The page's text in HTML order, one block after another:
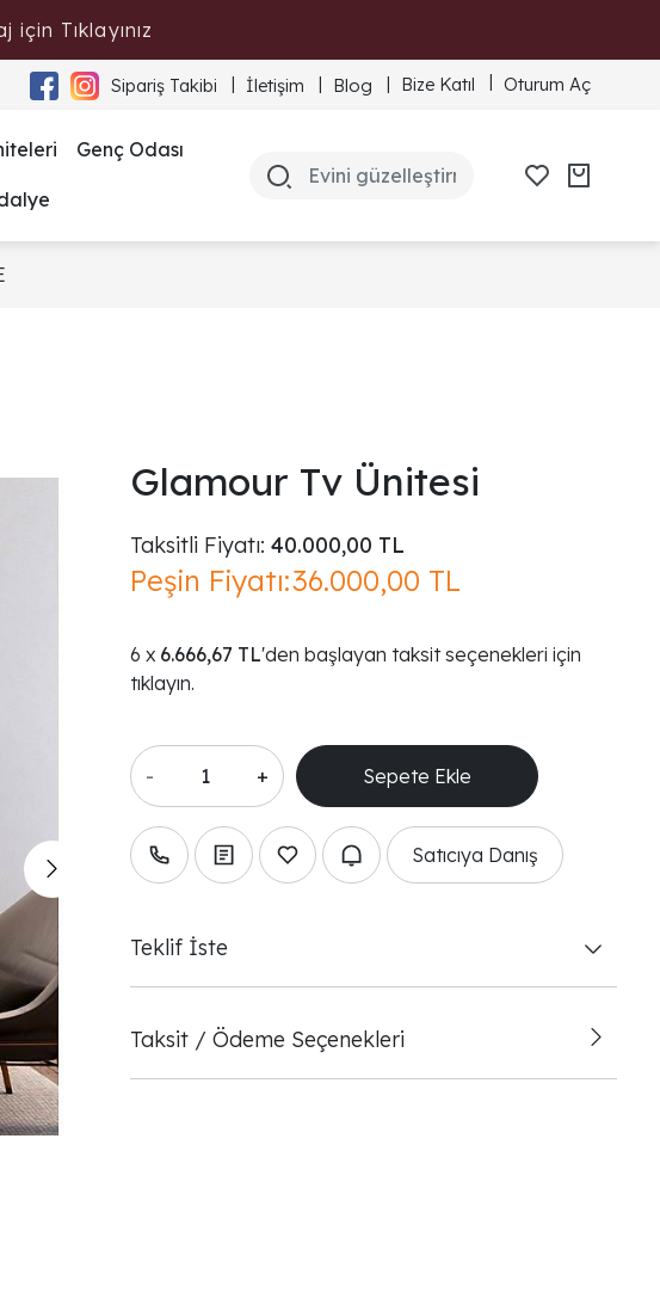
Tıklayınız
Sipariş Takibi İletişim Blog Bize Katıl Oturum Aç
Genç Odası
Glamour Tv Ünitesi
Taksitli Fiyatı: 40.000,00 TL
Peşin Fiyatı:36.000,00 TL
6.666,67 TL'den başlayan taksit seçenekleri için
tıklayın.
- +
Satıcıya Danış
Teklif İste
Taksit / Ödeme Seçenekleri